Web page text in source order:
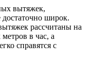
вытяжек,
широк.
рассчитаны на
в час, а
справятся с